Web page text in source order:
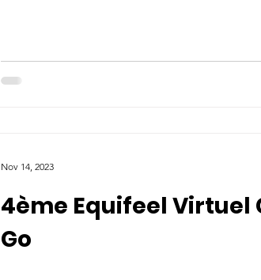
4ème Equifeel Virtuel
Go
Nov 14, 2023